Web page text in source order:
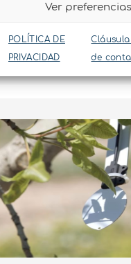
Ver preferencias
POLÍTICA DE
PRIVACIDAD
de